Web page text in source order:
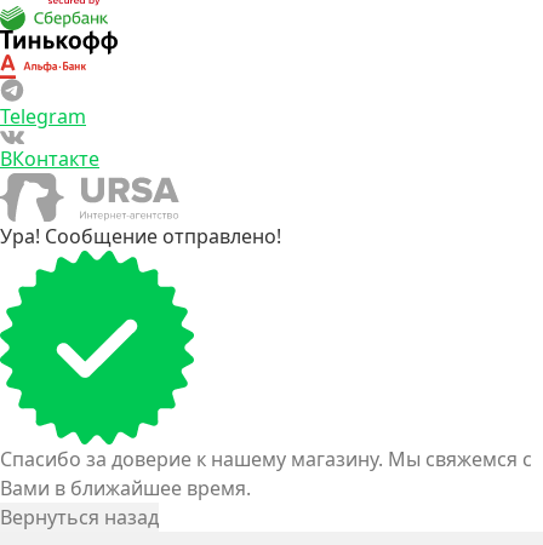
Telegram
ВКонтакте
Ура! Сообщение отправлено!
Спасибо за доверие к нашему магазину. Мы свяжемся с
Вами в ближайшее время.
Вернуться назад